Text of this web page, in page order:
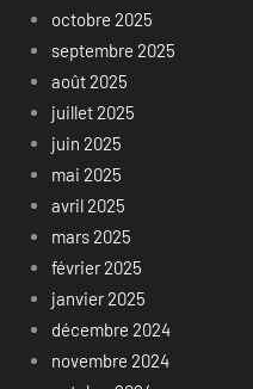
octobre 2025
septembre 2025
août 2025
juillet 2025
juin 2025
mai 2025
avril 2025
mars 2025
février 2025
janvier 2025
décembre 2024
novembre 2024